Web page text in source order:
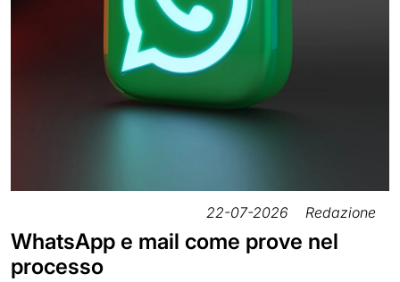
22-07-2026 Redazione
WhatsApp e mail come prove nel
processo